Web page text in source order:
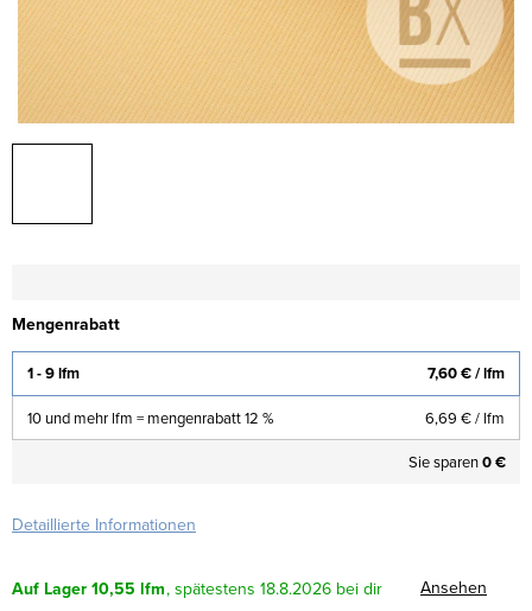
Mengenrabatt
1 - 9 lfm 7,60 €/ lfm
10 und mehr lfm = mengenrabatt 12 % 6,69 €/ lfm
Sie sparen0 €
Detaillierte Informationen
Auf Lager10,55 lfm 18.8.2026
Ansehen